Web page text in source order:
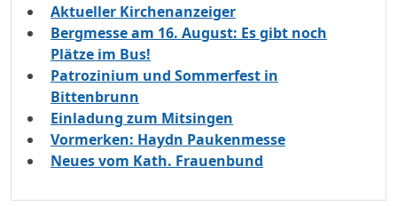
Aktueller Kirchenanzeiger
Bergmesse am 16. August: Es gibt noch
Plätze im Bus!
Patrozinium und Sommerfest in
Bittenbrunn
Einladung zum Mitsingen
Vormerken: Haydn Paukenmesse
Neues vom Kath. Frauenbund